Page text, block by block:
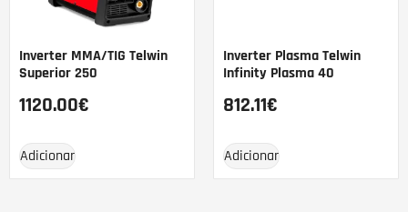
Inverter MMA/TIG Telwin
Superior 250
1120.00€
Adicionar
Inverter Plasma Telwin
Infinity Plasma 40
812.11€
Adicionar